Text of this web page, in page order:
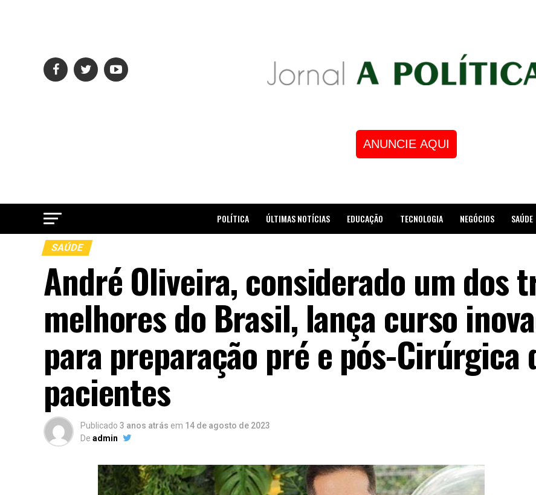
ANUNCIE AQUI
POLÍTICA ÚLTIMAS NOTÍCIAS EDUCAÇÃO TECNOLOGIA NEGÓCIOS SAÚDE
SAÚDE
André Oliveira, considerado um dos
melhores do Brasil, lança curso
para preparação pré e pós-Cirúrgica
pacientes
Publicado 3 anos atrás em 14 de agosto de 2023
De admin